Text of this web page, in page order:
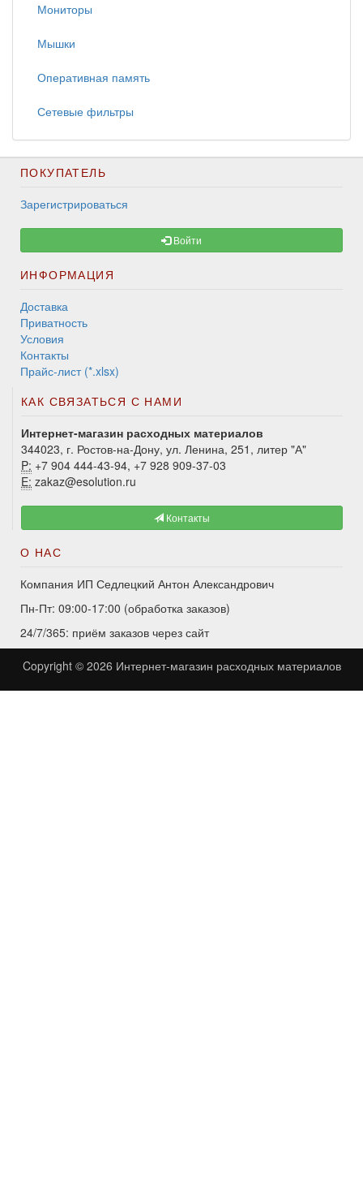
Мониторы
Мышки
Оперативная память
Сетевые фильтры
ПОКУПАТЕЛЬ
Зарегистрироваться
Войти
ИНФОРМАЦИЯ
Доставка
Приватность
Условия
Контакты
Прайс-лист (*.xlsx)
КАК СВЯЗАТЬСЯ С НАМИ
Интернет-магазин расходных материалов
344023, г. Ростов-на-Дону, ул. Ленина, 251, литер "А"
P: +7 904 444-43-94, +7 928 909-37-03
E: zakaz@esolution.ru
Контакты
О НАС
Компания ИП Седлецкий Антон Александрович
Пн-Пт: 09:00-17:00 (обработка заказов)
24/7/365: приём заказов через сайт
Copyright © 2026 Интернет-магазин расходных материалов